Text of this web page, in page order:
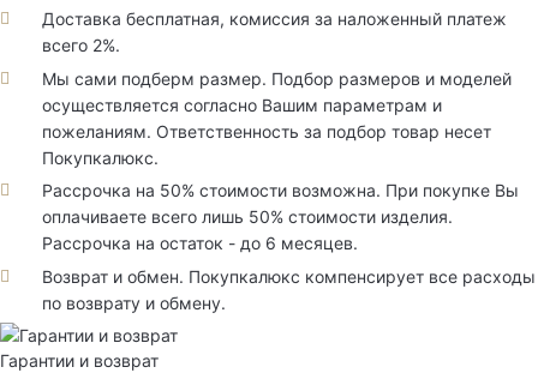
Доставка бесплатная, комиссия за наложенный платеж
всего 2%.
Мы сами подберм размер. Подбор размеров и моделей
осуществляется согласно Вашим параметрам и
пожеланиям. Ответственность за подбор товар несет
Покупкалюкс.
Рассрочка на 50% стоимости возможна. При покупке Вы
оплачиваете всего лишь 50% стоимости изделия.
Рассрочка на остаток - до 6 месяцев.
Возврат и обмен. Покупкалюкс компенсирует все расходы
по возврату и обмену.
Гарантии и возврат